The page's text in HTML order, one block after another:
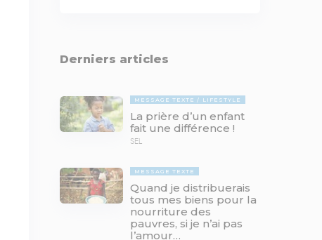
Derniers articles
MESSAGE TEXTE LIFESTYLE
La prière d’un enfant
fait une différence !
SEL
MESSAGE TEXTE
Quand je distribuerais
tous mes biens pour la
nourriture des
pauvres, si je n’ai pas
l’amour…